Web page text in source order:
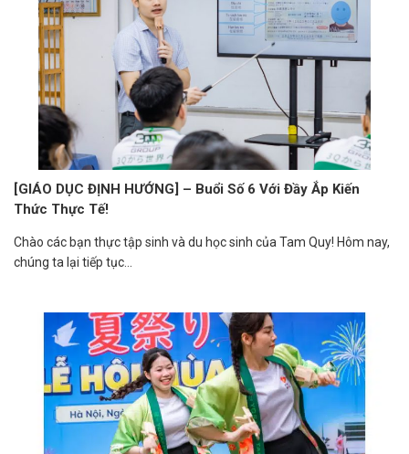
[GIÁO DỤC ĐỊNH HƯỚNG] – Buổi Số 6 Với Đầy Ắp Kiến
Thức Thực Tế!
Chào các bạn thực tập sinh và du học sinh của Tam Quy! Hôm nay,
chúng ta lại tiếp tục...